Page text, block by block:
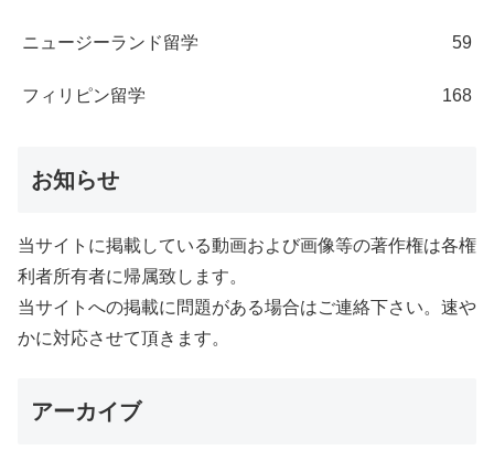
ニュージーランド留学 59
フィリピン留学 168
お知らせ
当サイトに掲載している動画および画像等の著作権は各権
利者所有者に帰属致します。
当サイトへの掲載に問題がある場合はご連絡下さい。速や
かに対応させて頂きます。
アーカイブ